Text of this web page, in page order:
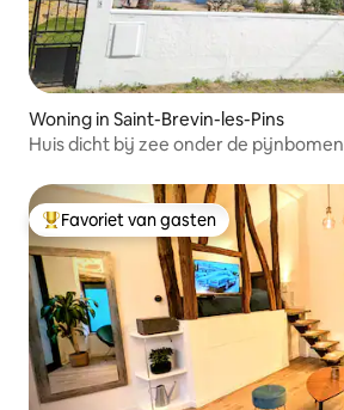
Woning in Saint-Brevin-les-Pins
Huis dicht bij zee onder de pijnbomen
Topfavoriet van gasten
Favoriet van gasten